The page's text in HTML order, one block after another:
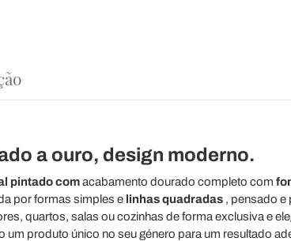
a ouro, design moderno.
pintado comacabamento dourado completo com
por formas simples e linhas quadradas, pensado e
quartos, salas ou cozinhas de forma exclusiva e
um produto único no seu género para um resultado